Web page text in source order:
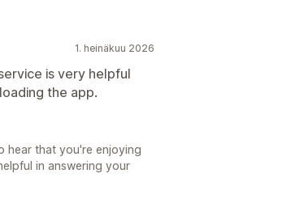
1. heinäkuu 2026
is very helpful
the app.
hear that you're enjoying
in answering your